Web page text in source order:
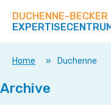
direct
op
deze
DUCHENNE-BECKER
Home » Duchenne
Archive